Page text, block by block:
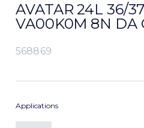
AVATAR 24L 36/
VA00K0M 8N DA
568869
Applications